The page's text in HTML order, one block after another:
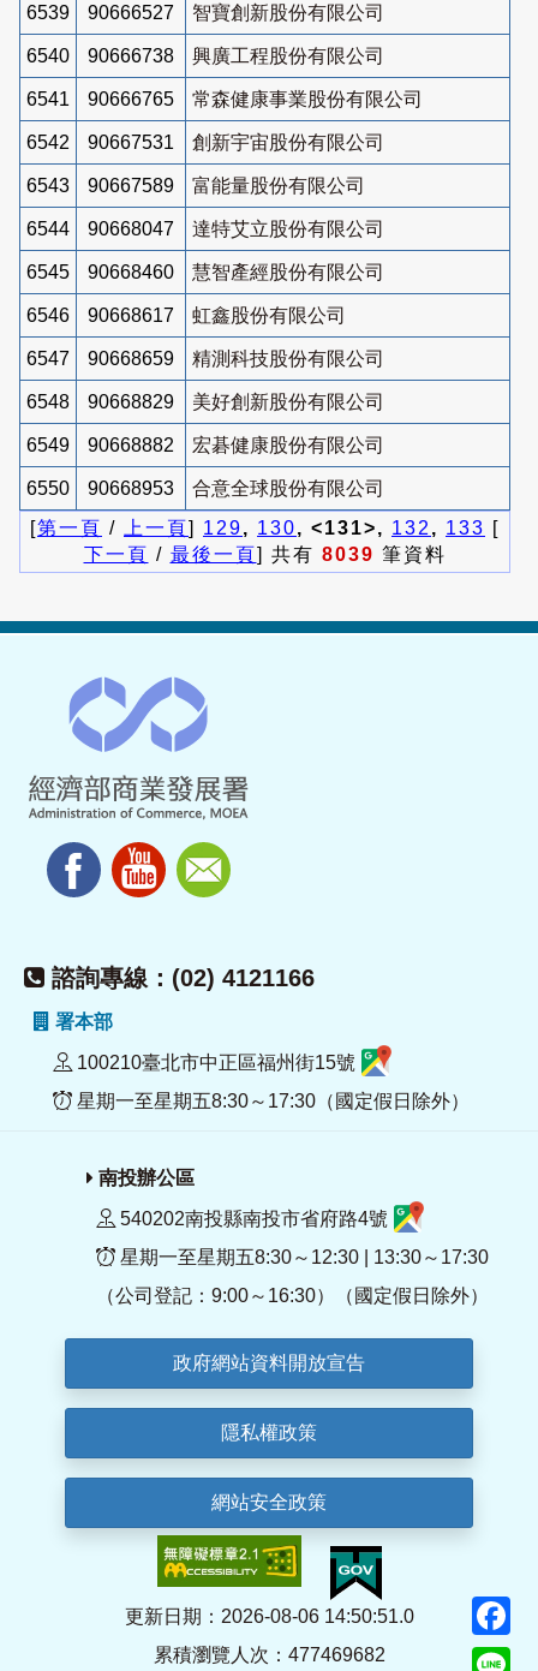
6539 90666527 智寶創新股份有限公司
6540 90666738 興廣工程股份有限公司
6541 90666765 常森健康事業股份有限公司
6542 90667531 創新宇宙股份有限公司
6543 90667589 富能量股份有限公司
6544 90668047 達特艾立股份有限公司
6545 90668460 慧智產經股份有限公司
6546 90668617 虹鑫股份有限公司
6547 90668659 精測科技股份有限公司
6548 90668829 美好創新股份有限公司
6549 90668882 宏碁健康股份有限公司
6550 90668953
合意全球股份有限公司
[第一頁 / 上一頁] 129, 130, <131>, 132 , 133 [
下一頁 / 最後一頁] 共有 8039 筆資料
諮詢專線：(02) 4121166
署本部
100210臺北市中正區福州街15號
星期一至星期五8:30～17:30（國定假日除外）
南投辦公區
540202南投縣南投市省府路4號
星期一至星期五8:30～12:30 | 13:30～17:30
（公司登記：9:00～16:30）（國定假日除外）
政府網站資料開放宣告
隱私權政策
網站安全政策
更新日期：2026-08-06 14:50:51.0
累積瀏覽人次：477469682